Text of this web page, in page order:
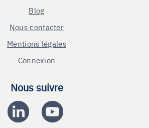
Blog
Nous contacter
Mentions légales
Connexion
Nous suivre